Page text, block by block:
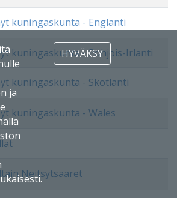
kuningaskunta - Englanti
kuningaskunta - Pohjois-Irlanti
kuningaskunta - Skotlanti
kuningaskunta - Wales
Neitsytsaaret
ja
HYVÄKSY